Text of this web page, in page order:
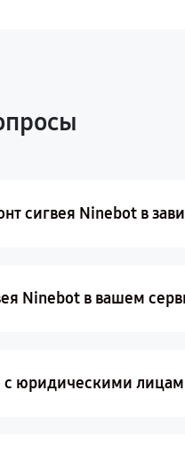
сигвея Ninebot в
Ninebot в вашем
с юридическими